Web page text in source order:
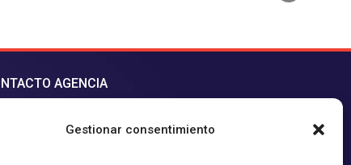
Gestionar consentimiento
AGENCIA